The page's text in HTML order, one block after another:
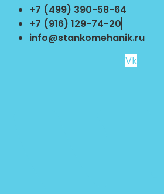
Перейти
содержимому
+7 (499) 390-58-64
+7 (916) 129-74-20
info@stankomehanik.ru
Vk